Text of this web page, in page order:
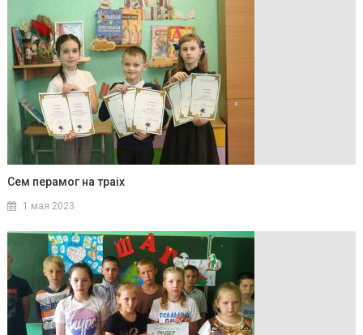
Сем перамог на траіх
1 мая 2023